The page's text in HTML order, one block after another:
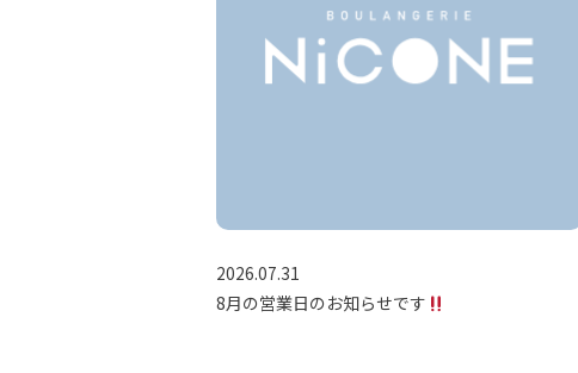
2026.07.31
8月の営業日のお知らせです